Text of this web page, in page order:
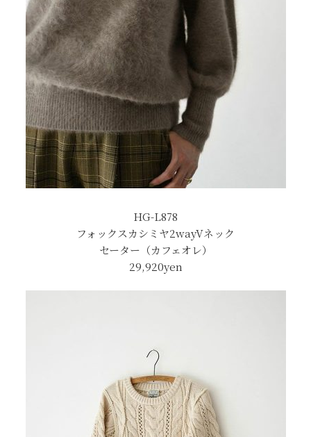
HG-L878
フォックスカシミヤ2wayVネック
セーター（カフェオレ）
29,920yen